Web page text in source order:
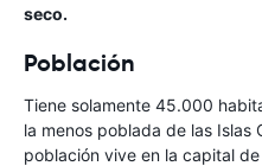
seco.
Población
Tiene solamente 45.000
la menos poblada de las Islas
población vive en la capital